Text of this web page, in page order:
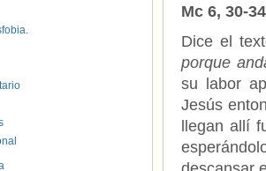
Mc 6, 30-34
Dice el
porque
su labor
Jesús
llegan allí